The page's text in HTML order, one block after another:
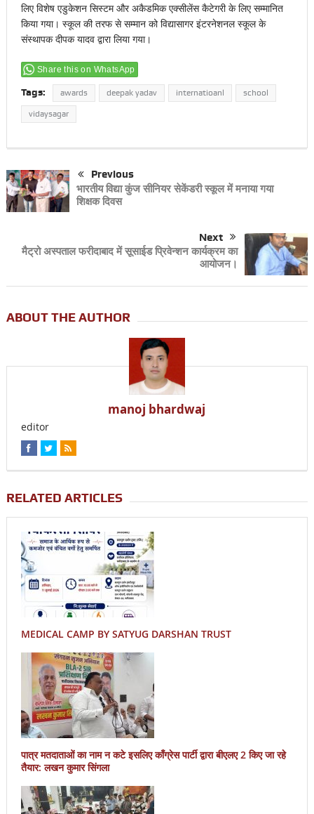
लिए विशेष एडुकेशन सिस्टम और अकैडमिक एक्सीलेंस कैटेगरी के लिए सम्मानित
किया गया। स्कूल की तरफ से सम्मान को विद्यासागर इंटरनेशनल स्कूल के
संस्थापक दीपक यादव द्वारा लिया गया।
Share this on WhatsApp
Tags: awards deepak yadav internatioanl school
vidaysagar
Previous
भारतीय विद्या कुंज सीनियर सेकेंडरी स्कूल में मनाया गया
शिक्षक दिवस
Next
मैट्रो अस्पताल फरीदाबाद में सूसाईड प्रिवेन्शन कार्यक्रम का
आयोजन।
ABOUT THE AUTHOR
manoj bhardwaj
editor
RELATED ARTICLES
MEDICAL CAMP BY SATYUG DARSHAN TRUST
पात्र मतदाताओं का नाम न कटे इसलिए काँग्रेस पार्टी द्वारा बीएलए 2 किए जा रहे
तैयार: लखन कुमार सिंगला